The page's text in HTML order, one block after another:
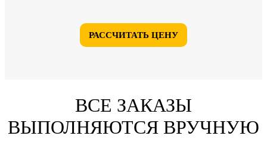
РАССЧИТАТЬ ЦЕНУ
ВСЕ ЗАКАЗЫ
ВЫПОЛНЯЮТСЯ ВРУЧНУЮ